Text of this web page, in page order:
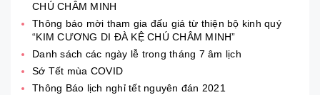
CHÚ CHÂM MINH
Thông báo mời tham gia đấu giá từ thiện bộ kinh quý
“KIM CƯƠNG DI ĐÀ KỆ CHÚ CHÂM MINH”
Danh sách các ngày lễ trong tháng 7 âm lịch
Sớ Tết mùa COVID
Thông Báo lịch nghỉ tết nguyên đán 2021